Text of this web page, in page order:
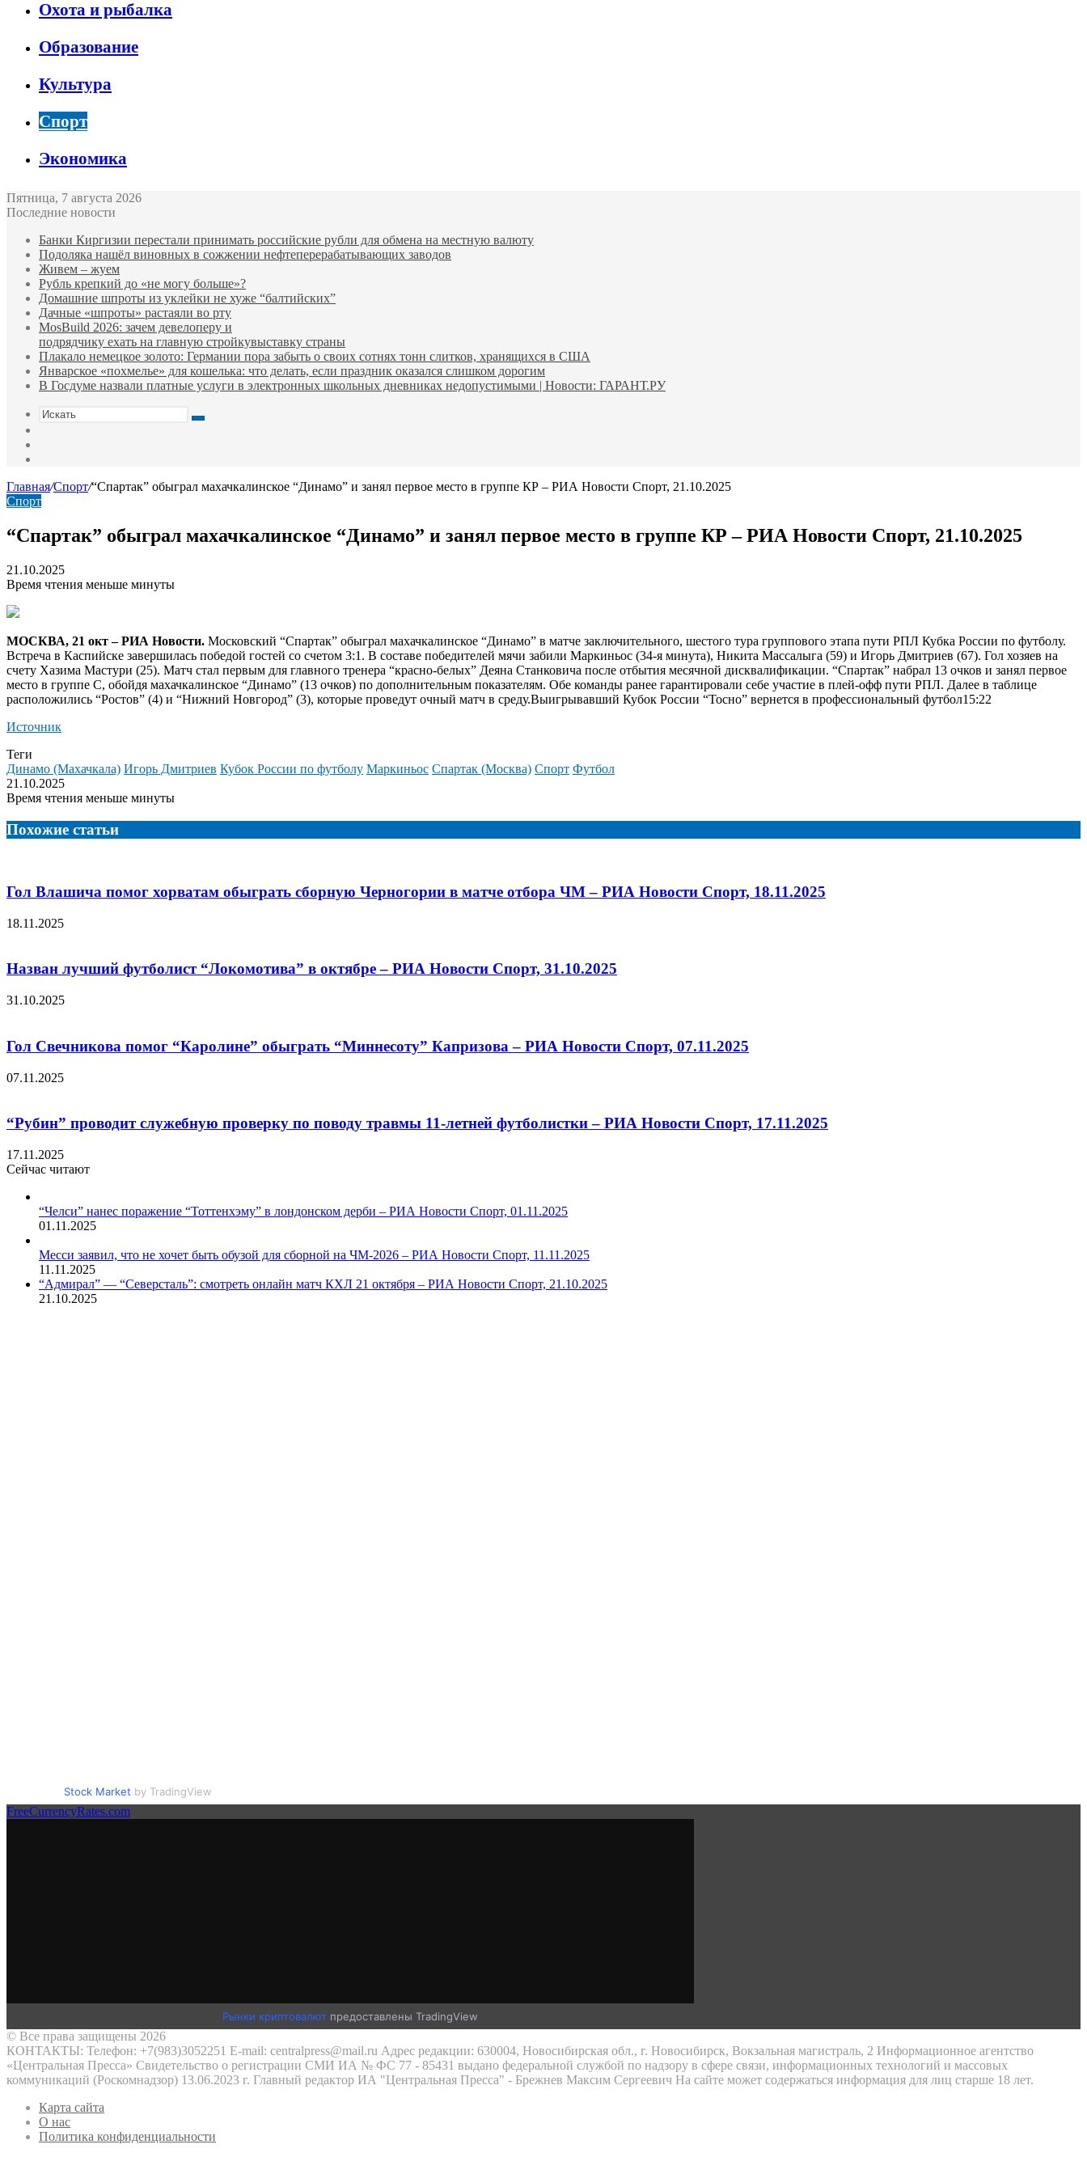
Охота и рыбалка
Образование
Культура
Спорт
Экономика
Пятница, 7 августа 2026
Последние новости
Банки Киргизии перестали принимать российские рубли для обмена на местную валюту
Подоляка нашёл виновных в сожжении нефтеперерабатывающих заводов
Живем – жуем
Рубль крепкий до «не могу больше»?
Домашние шпроты из уклейки не хуже “балтийских”
Дачные «шпроты» растаяли во рту
MosBuild 2026: зачем девелоперу и
подрядчиĸу ехать на главную стройĸувыставĸу страны
Плакало немецкое золото: Германии пора забыть о своих сотнях тонн слитков, хранящихся в США
Январское «похмелье» для кошелька: что делать, если праздник оказался слишком дорогим
В Госдуме назвали платные услуги в электронных школьных дневниках недопустимыми | Новости: ГАРАНТ.РУ
Искать
Главная/Спорт/“Спартак” обыграл махачкалинское “Динамо” и занял первое место в группе КР – РИА Новости Спорт, 21.10.2025
Спорт
“Спартак” обыграл махачкалинское “Динамо” и занял первое место в группе КР – РИА Новости Спорт, 21.10.2025
21.10.2025
Время чтения меньше минуты
МОСКВА, 21 окт – РИА Новости. Московский “Спартак” обыграл махачкалинское “Динамо” в матче заключительного, шестого тура группового этапа пути РПЛ Кубка России по футболу.
Встреча в Каспийске завершилась победой гостей со счетом 3:1. В составе победителей мячи забили Маркиньос (34-я минута), Никита Массалыга (59) и Игорь Дмитриев (67). Гол хозяев на
счету Хазима Мастури (25). Матч стал первым для главного тренера “красно-белых” Деяна Станковича после отбытия месячной дисквалификации. “Спартак” набрал 13 очков и занял первое
место в группе С, обойдя махачкалинское “Динамо” (13 очков) по дополнительным показателям. Обе команды ранее гарантировали себе участие в плей-офф пути РПЛ. Далее в таблице
расположились “Ростов” (4) и “Нижний Новгород” (3), которые проведут очный матч в среду.Выигрывавший Кубок России “Тосно” вернется в профессиональный футбол15:22
Источник
Теги
Динамо (Махачкала) Игорь Дмитриев Кубок России по футболу Маркиньос Спартак (Москва) Спорт Футбол
21.10.2025
Время чтения меньше минуты
Похожие статьи
Гол Влашича помог хорватам обыграть сборную Черногории в матче отбора ЧМ – РИА Новости Спорт, 18.11.2025
18.11.2025
Назван лучший футболист “Локомотива” в октябре – РИА Новости Спорт, 31.10.2025
31.10.2025
Гол Свечникова помог “Каролине” обыграть “Миннесоту” Капризова – РИА Новости Спорт, 07.11.2025
07.11.2025
“Рубин” проводит служебную проверку по поводу травмы 11-летней футболистки – РИА Новости Спорт, 17.11.2025
17.11.2025
Сейчас читают
“Челси” нанес поражение “Тоттенхэму” в лондонском дерби – РИА Новости Спорт, 01.11.2025
01.11.2025
Месси заявил, что не хочет быть обузой для сборной на ЧМ-2026 – РИА Новости Спорт, 11.11.2025
11.11.2025
“Адмирал” — “Северсталь”: смотреть онлайн матч КХЛ 21 октября – РИА Новости Спорт, 21.10.2025
21.10.2025
Stock Market by TradingView
FreeCurrencyRates.com
Рынки криптовалют предоставлены TradingView
© Все права защищены 2026
КОНТАКТЫ: Телефон: +7(983)3052251 E-mail: centralpress@mail.ru Адрес редакции: 630004, Новосибирская обл., г. Новосибирск, Вокзальная магистраль, 2 Информационное агентство
«Центральная Пресса» Свидетельство о регистрации СМИ ИА № ФС 77 - 85431 выдано федеральной службой по надзору в сфере связи, информационных технологий и массовых
коммуникаций (Роскомнадзор) 13.06.2023 г. Главный редактор ИА "Центральная Пресса" - Брежнев Максим Сергеевич На сайте может содержаться информация для лиц старше 18 лет.
Карта сайта
О нас
Политика конфиденциальности